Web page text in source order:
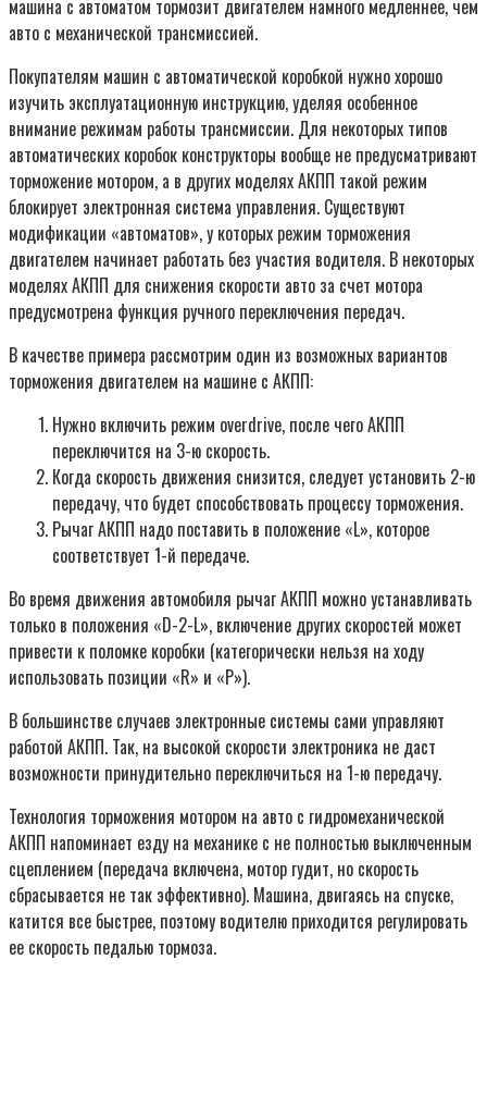
машина с автоматом тормозит двигателем намного медленнее, чем
авто с механической трансмиссией.
Покупателям машин с автоматической коробкой нужно хорошо
изучить эксплуатационную инструкцию, уделяя особенное
внимание режимам работы трансмиссии. Для некоторых типов
автоматических коробок конструкторы вообще не предусматривают
торможение мотором, а в других моделях АКПП такой режим
блокирует электронная система управления. Существуют
модификации «автоматов», у которых режим торможения
двигателем начинает работать без участия водителя. В некоторых
моделях АКПП для снижения скорости авто за счет мотора
предусмотрена функция ручного переключения передач.
В качестве примера рассмотрим один из возможных вариантов
торможения двигателем на машине с АКПП:
Нужно включить режим overdrive, после чего АКПП
переключится на 3-ю скорость.
Когда скорость движения снизится, следует установить 2-ю
передачу, что будет способствовать процессу торможения.
Рычаг АКПП надо поставить в положение «L», которое
соответствует 1-й передаче.
Во время движения автомобиля рычаг АКПП можно устанавливать
только в положения «D-2-L», включение других скоростей может
привести к поломке коробки (категорически нельзя на ходу
использовать позиции «R» и «P»).
В большинстве случаев электронные системы сами управляют
работой АКПП. Так, на высокой скорости электроника не даст
возможности принудительно переключиться на 1-ю передачу.
Технология торможения мотором на авто с гидромеханической
АКПП напоминает езду на механике с не полностью выключенным
сцеплением (передача включена, мотор гудит, но скорость
сбрасывается не так эффективно). Машина, двигаясь на спуске,
катится все быстрее, поэтому водителю приходится регулировать
ее скорость педалью тормоза.